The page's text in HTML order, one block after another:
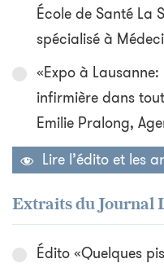
École de Santé La
spécialisé à
«Expo à
infirmière dans
Emilie Pralong,
Lire l’édito et les
Extraits du Journal
Édito «Quelques